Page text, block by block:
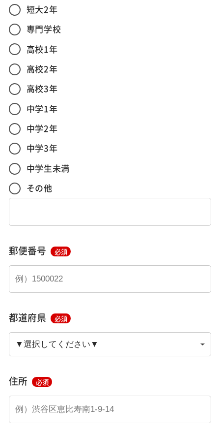
短大2年
専門学校
高校1年
高校2年
高校3年
中学1年
中学2年
中学3年
中学生未満
その他
郵便番号 必須
都道府県 必須
住所 必須